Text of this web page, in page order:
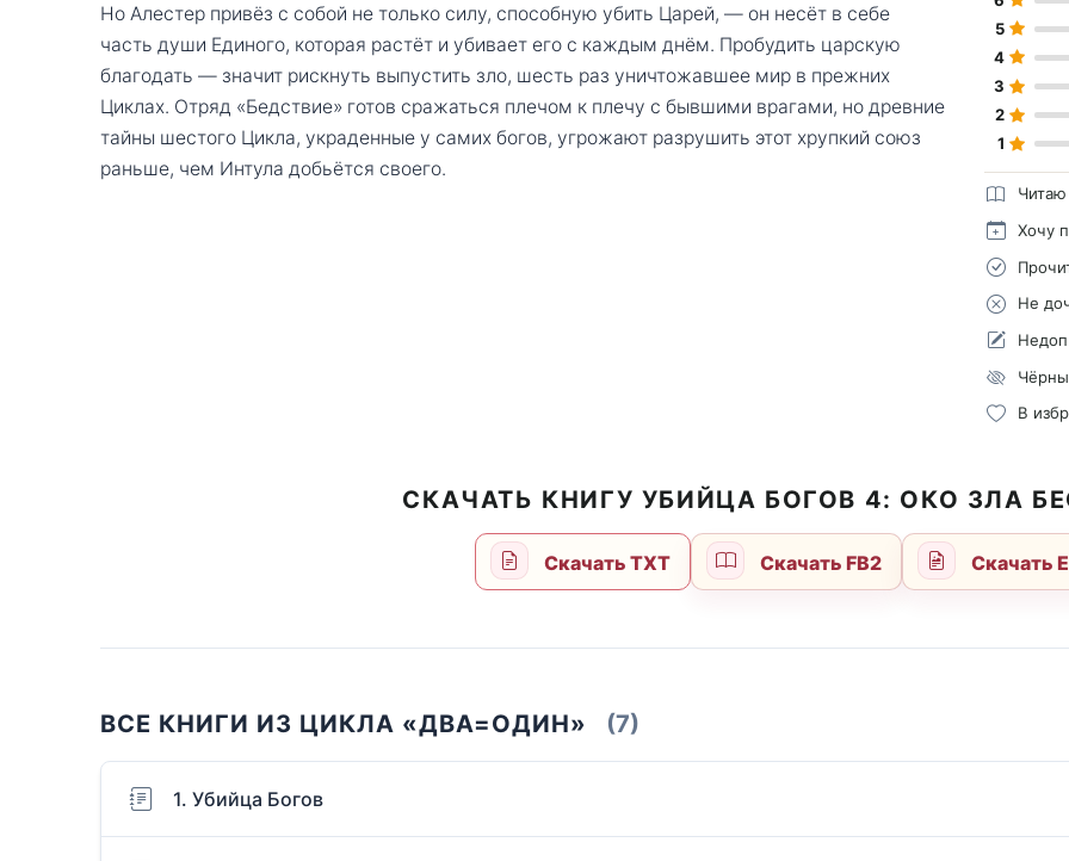
Но Алестер привёз с собой не только силу, способную убить Царей, — он несёт в себе
часть души Единого, которая растёт и убивает его с каждым днём. Пробудить царскую
благодать — значит рискнуть выпустить зло, шесть раз уничтожавшее мир в прежних
Циклах. Отряд «Бедствие» готов сражаться плечом к плечу с бывшими врагами, но древние
тайны шестого Цикла, украденные у самих богов, угрожают разрушить этот хрупкий союз
раньше, чем Интула добьётся своего.
5
4
3
2
1
Читаю
Хочу
Не
В
СКАЧАТЬ КНИГУ УБИЙЦА БОГОВ 4: ОКО ЗЛА
Скачать TXT Скачать FB2 Скачать
ВСЕ КНИГИ ИЗ ЦИКЛА «ДВА=ОДИН» (7)
1. Убийца Богов